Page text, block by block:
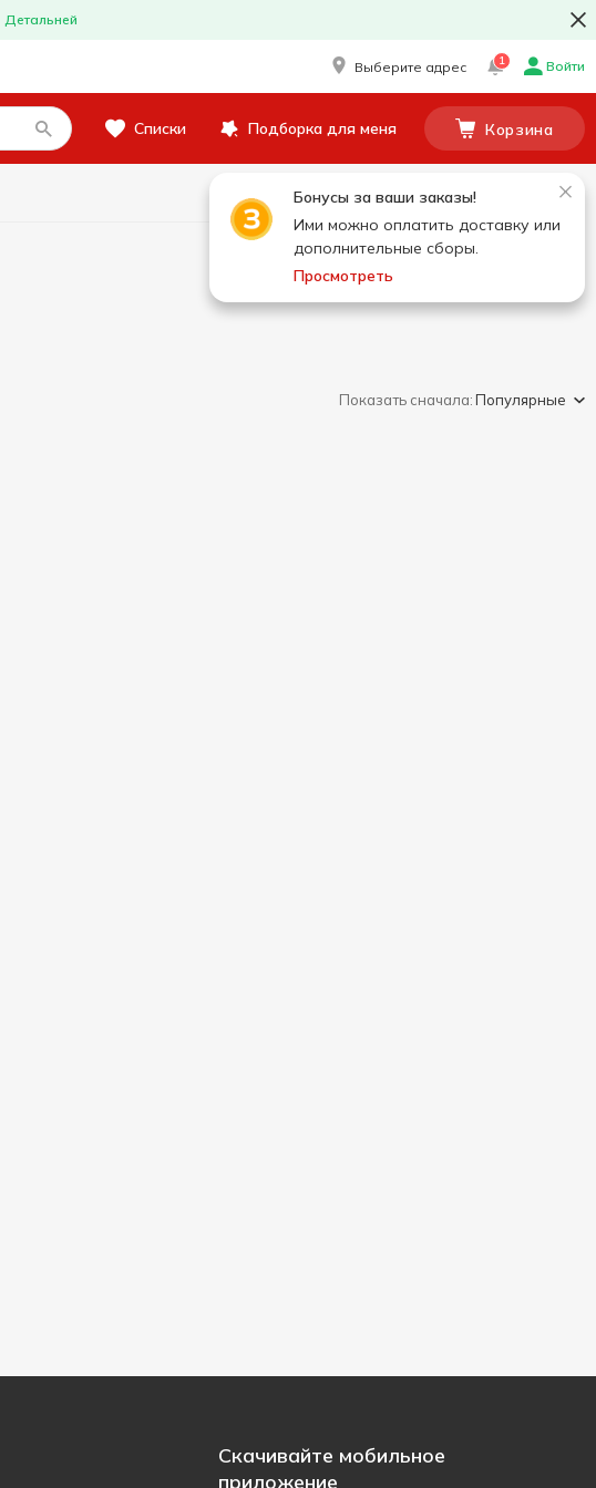
Детальней
Выберите адрес 1 Войти
Списки Подборка для меня Корзина
Бонусы за ваши заказы!
Ими можно оплатить доставку или
дополнительные сборы.
Просмотреть
Показать сначала:Популярные
Скачивайте мобильное
приложение